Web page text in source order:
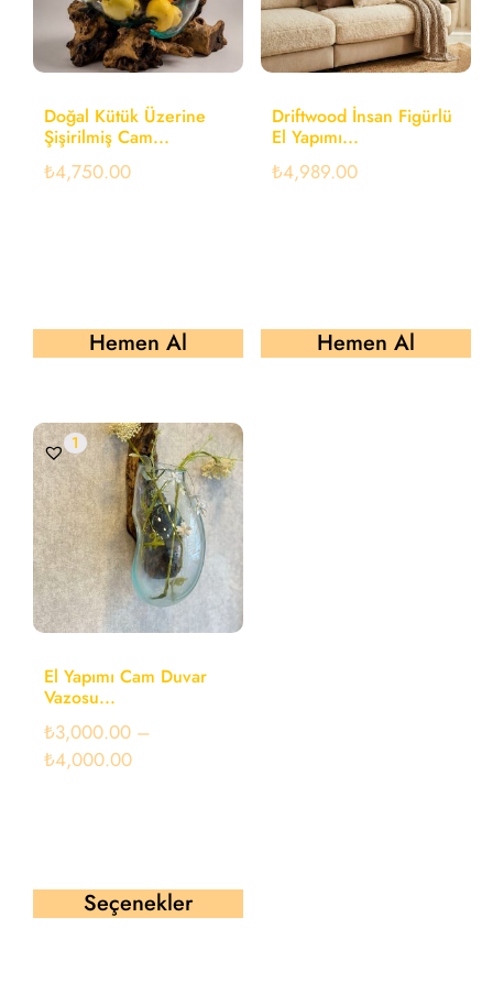
Doğal Kütük Üzerine
Şişirilmiş Cam...
₺4,750.00
Hemen Al
Driftwood İnsan Figürlü
El Yapımı...
₺4,989.00
Hemen Al
1
El Yapımı Cam Duvar
Vazosu...
₺3,000.00 –
₺4,000.00
Seçenekler